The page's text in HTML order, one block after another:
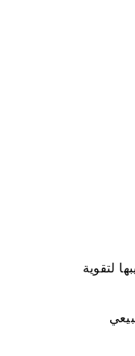
لتقوية